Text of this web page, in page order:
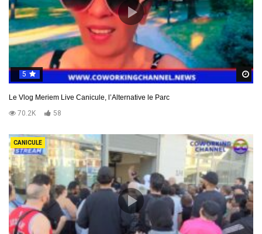
5
Le Vlog Meriem Live Canicule, l’Alternative le Parc
70.2K
58
CANICULE